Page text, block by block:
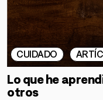
CUIDADO
Lo que he
otros